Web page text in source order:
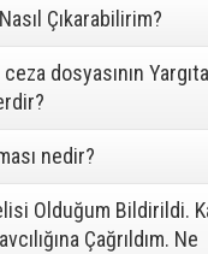
Çıkarabilirim?
dosyasının
nedir?
Olduğum Bildirildi.
Çağrıldım. Ne